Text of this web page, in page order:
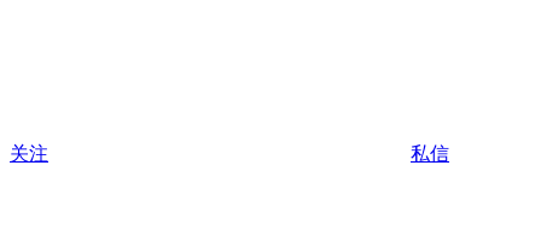
关注 私信